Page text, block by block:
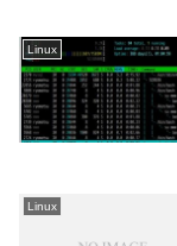
Linux
Linux